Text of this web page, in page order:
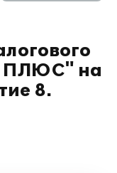
ПЛЮС" на
8.